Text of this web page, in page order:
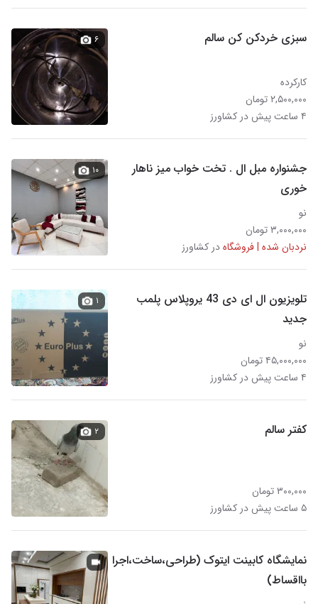
سبزی خردکن کن سالم
کارکرده
۲,۵۰۰,۰۰۰ تومان
۴ ساعت پیش در کشاورز
۶
جشنواره مبل ال . تخت خواب میز ناهار
خوری
نو
۳,۰۰۰,۰۰۰ تومان
نردبان شده | فروشگاهدر کشاورز
۱۰
تلویزیون ال ای دی 43 یروپلاس پلمب
جدید
نو
۴۵,۰۰۰,۰۰۰ تومان
۴ ساعت پیش در کشاورز
۱
کفتر سالم
۳۰۰,۰۰۰ تومان
۵ ساعت پیش در کشاورز
۲
نمایشگاه کابینت ایتوک (طراحی،ساخت،اجرا
بااقساط)